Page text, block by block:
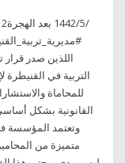
اللذين صدر قرار
التربية في القنيطرة
القانونية بشكل
متميزة من